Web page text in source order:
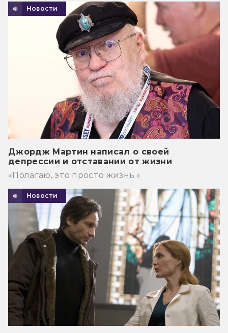
Новости
Джордж Мартин написал о своей
депрессии и отставании от жизни
«Полагаю, это просто жизнь.»
Новости